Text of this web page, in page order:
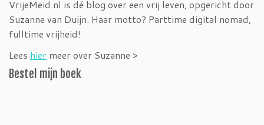
VrijeMeid.nl is dé blog over een vrij leven, opgericht door
Suzanne van Duijn. Haar motto? Parttime digital nomad,
fulltime vrijheid!
Lees hier meer over Suzanne >
Bestel mijn boek